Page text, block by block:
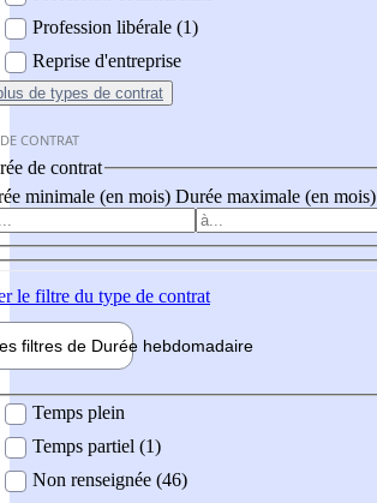
Profession libérale (1)
Reprise d'entreprise
de types de contrat
CONTRAT
de contrat
minimale (en mois) Durée maximale (en mois)
le filtre du type de contrat
filtres de Durée hebdomadaire
Temps plein
Temps partiel (1)
Non renseignée (46)